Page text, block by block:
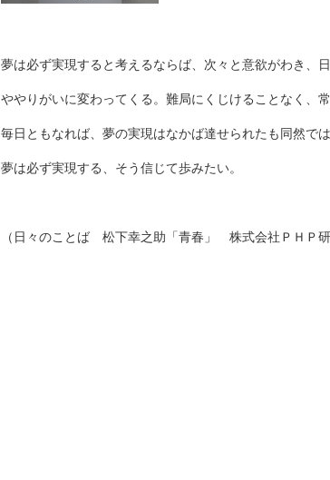
夢は必ず実現すると考えるならば、次々と意欲がわき、
ややりがいに変わってくる。難局にくじけることなく、
毎日ともなれば、夢の実現はなかば達せられたも同然では
夢は必ず実現する、そう信じて歩みたい。
（日々のことば 松下幸之助「青春」 株式会社ＰＨＰ研